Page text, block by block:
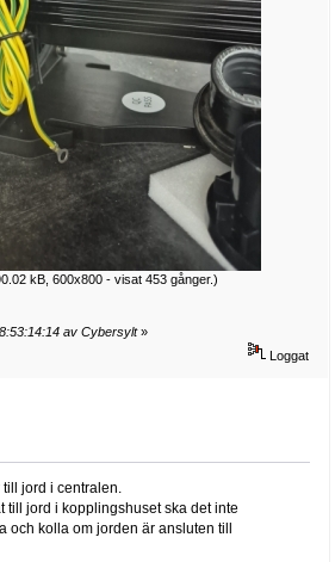
kB, 600x800 - visat 453 gånger.)
av Cybersylt»
Loggat
jord i centralen.
till jord i kopplingshuset ska det inte
och kolla om jorden är ansluten till